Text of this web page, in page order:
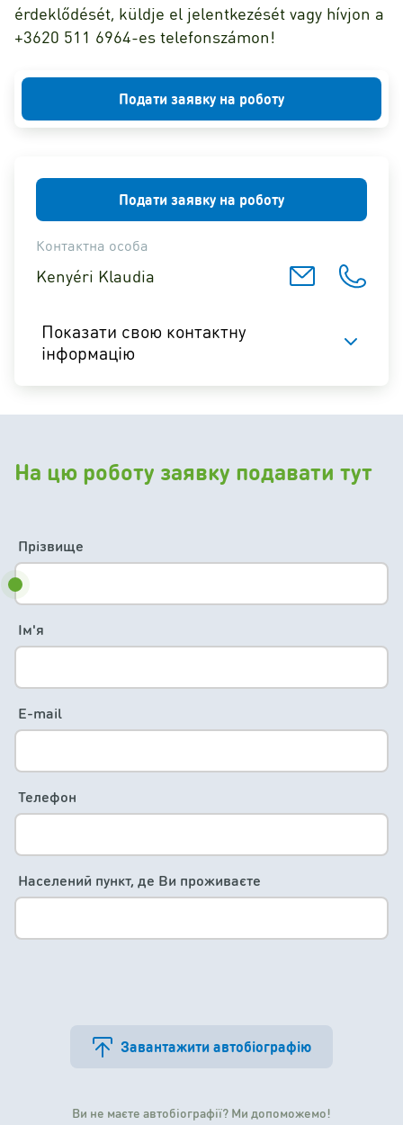
érdeklődését, küldje el jelentkezését vagy hívjon a
+3620 511 6964-es telefonszámon!
Подати заявку на роботу
Подати заявку на роботу
Контактна особа
Kenyéri Klaudia
Показати свою контактну
інформацію
На цю роботу заявку подавати тут
Прізвище
Ім'я
E-mail
Телефон
Населений пункт, де Ви проживаєте
Завантажити автобіографію
Ви не маєте автобіографії? Ми допоможемо!